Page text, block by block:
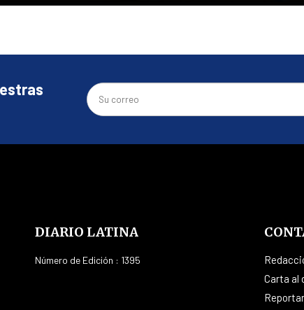
DIARIO LATINA
Número de Edición : 1395
Carta al